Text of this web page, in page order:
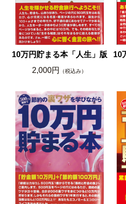
10万円貯まる本「人生」版
2,000円
（税込み）
10